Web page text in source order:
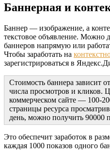
Баннерная и
Баннер — изображение, а
текстовое объявление. Можно
баннеров напрямую или
Чтобы заработать на
зарегистрироваться в
Стоимость баннера зависит
числа просмотров и кликов.
коммерческом сайте — 100-
страницы ресурса
день, можно получить 90000
Это обеспечит заработок в
каждая 1000 показов одного